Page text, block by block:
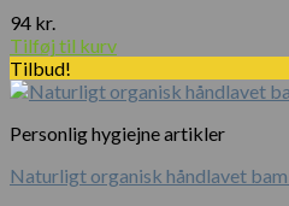
94 kr.
Tilføj til kurv
Tilbud!
Personlig hygiejne artikler
Naturligt organisk håndlavet